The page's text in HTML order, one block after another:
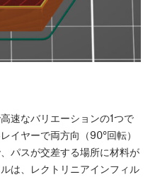
速なバリエーションの1つで
イヤーで両方向（90°回転）
パスが交差する場所に材料が
は、レクトリニアインフィル